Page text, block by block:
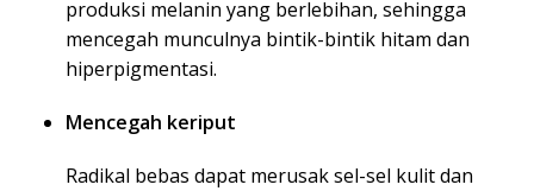
produksi melanin yang berlebihan, sehingga
mencegah munculnya bintik-bintik hitam dan
hiperpigmentasi.
Mencegah keriput
Radikal bebas dapat merusak sel-sel kulit dan